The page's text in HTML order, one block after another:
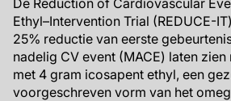
De Reduction of Cardiovascular
Ethyl–Intervention Trial (REDUCE-
25% reductie van eerste
nadelig CV event (MACE) laten
met 4 gram icosapent ethyl, een
voorgeschreven vorm van het